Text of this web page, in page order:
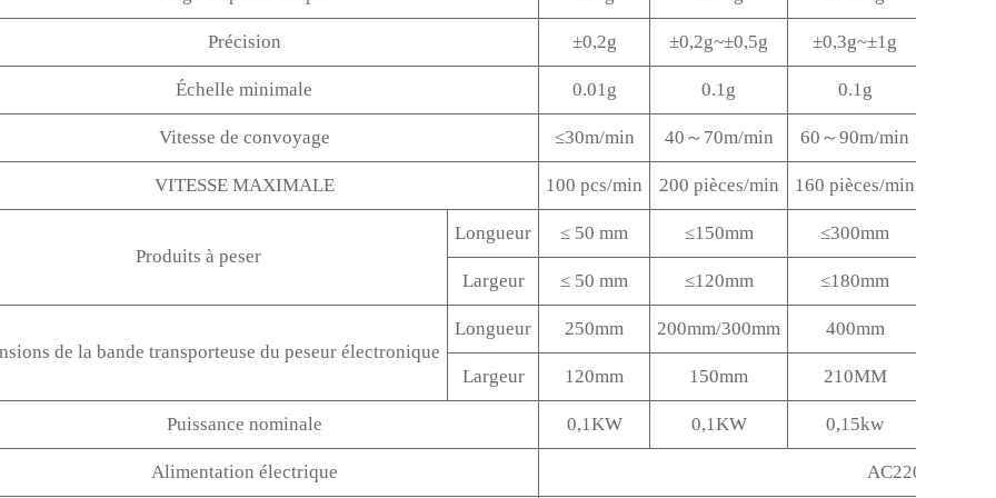
Précision ±0,2g ±0,2g~±0,5g ±0,3g~±1g
Échelle minimale 0.01g 0.1g 0.1g
Vitesse de convoyage ≤30m/min 40～70m/min 60～90m/min
VITESSE MAXIMALE 100 pcs/min 200 pièces/min 160 pièces/min
Produits à peser
Longueur ≤ 50 mm ≤150mm ≤300mm
Largeur ≤ 50 mm ≤120mm ≤180mm
de la bande transporteuse du peseur électronique
Longueur 250mm 200mm/300mm 400mm
Largeur 120mm 150mm 210MM
Puissance nominale 0,1KW 0,1KW 0,15kw
Alimentation électrique AC220V±10%